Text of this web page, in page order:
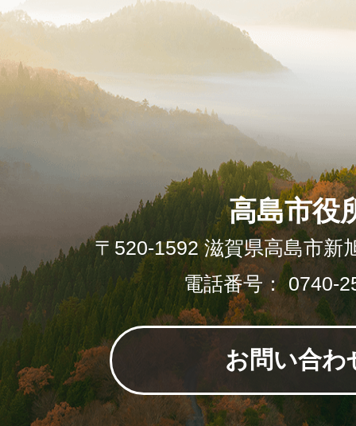
高島市役
〒520-1592 滋賀県高島市新
電話番号： 0740-
お問い合わ